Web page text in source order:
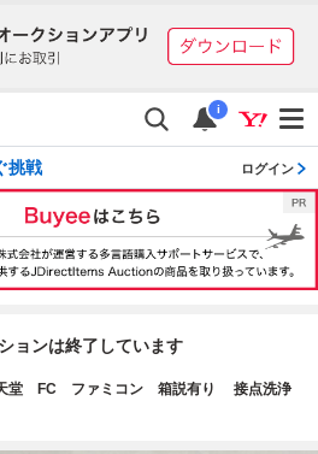
i
挑戦 ログイン
ョンは終了しています
堂 FC ファミコン 箱説有り 接点洗浄